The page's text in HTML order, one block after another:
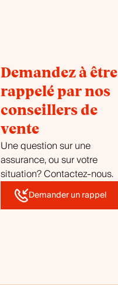
Demandez à être
rappelé par nos
conseillers de
vente
Une question sur une
assurance, ou sur votre
situation? Contactez-nous.
Demander un rappel